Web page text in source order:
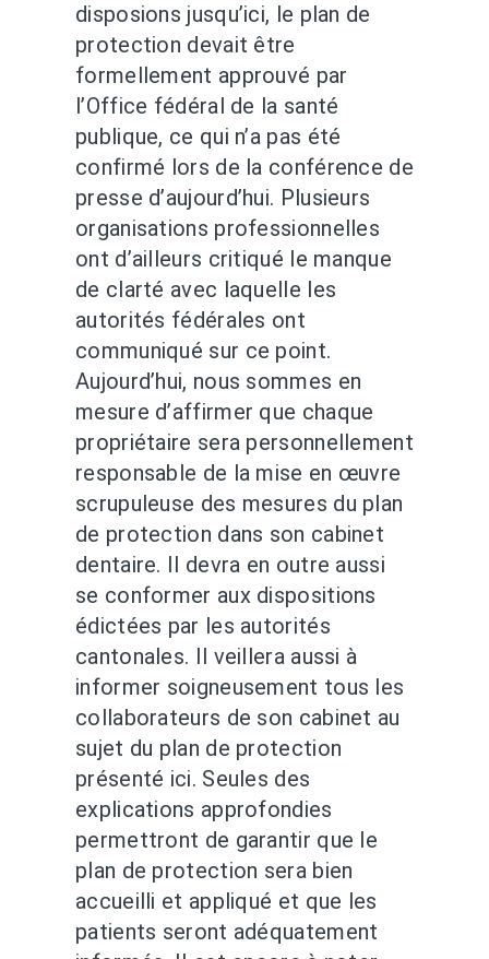
disposions jusqu’ici, le plan de
protection devait être
formellement approuvé par
l’Office fédéral de la santé
publique, ce qui n’a pas été
confirmé lors de la conférence de
presse d’aujourd’hui. Plusieurs
organisations professionnelles
ont d’ailleurs critiqué le manque
de clarté avec laquelle les
autorités fédérales ont
communiqué sur ce point.
Aujourd’hui, nous sommes en
mesure d’affirmer que chaque
propriétaire sera personnellement
responsable de la mise en œuvre
scrupuleuse des mesures du plan
de protection dans son cabinet
dentaire. Il devra en outre aussi
se conformer aux dispositions
édictées par les autorités
cantonales. Il veillera aussi à
informer soigneusement tous les
collaborateurs de son cabinet au
sujet du plan de protection
présenté ici. Seules des
explications approfondies
permettront de garantir que le
plan de protection sera bien
accueilli et appliqué et que les
patients seront adéquatement